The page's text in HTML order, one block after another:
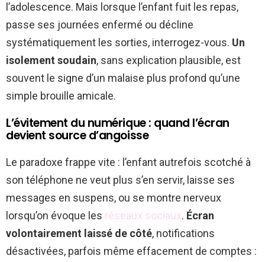
l’adolescence. Mais lorsque l’enfant fuit les repas,
passe ses journées enfermé ou décline
systématiquement les sorties, interrogez-vous. Un
isolement soudain, sans explication plausible, est
souvent le signe d’un malaise plus profond qu’une
simple brouille amicale.
L’évitement du numérique : quand l’écran
devient source d’angoisse
Le paradoxe frappe vite : l’enfant autrefois scotché à
son téléphone ne veut plus s’en servir, laisse ses
messages en suspens, ou se montre nerveux
lorsqu’on évoque les réseaux sociaux. Écran
volontairement laissé de côté, notifications
désactivées, parfois même effacement de comptes :